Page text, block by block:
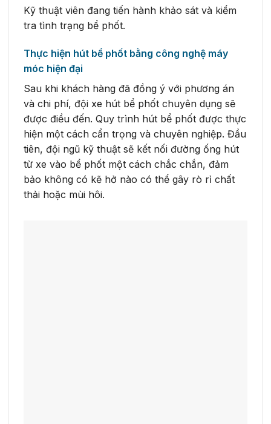
Kỹ thuật viên đang tiến hành khảo sát và kiểm
tra tình trạng bể phốt.
Thực hiện hút bể phốt bằng công nghệ máy
móc hiện đại
Sau khi khách hàng đã đồng ý với phương án
và chi phí, đội xe hút bể phốt chuyên dụng sẽ
được điều đến. Quy trình hút bể phốt được thực
hiện một cách cẩn trọng và chuyên nghiệp. Đầu
tiên, đội ngũ kỹ thuật sẽ kết nối đường ống hút
từ xe vào bể phốt một cách chắc chắn, đảm
bảo không có kẽ hở nào có thể gây rò rỉ chất
thải hoặc mùi hôi.